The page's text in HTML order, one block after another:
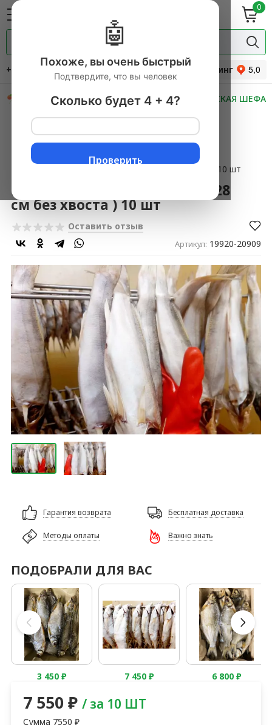
0
гастрономия
прянности
+7 (495) 744-34-31
Рейтинг
СКИДКИ НОВИНКИ МАСТЕРСКАЯ ШЕФА
Главная
▼
Рыба и морепродукты▼
Копченая рыба и рыбные изделия
Доставка вяленой рыбы▼
Вяленый жирный судак ( 26-28 см без хвоста ) 10 шт
Вяленый жирный судак ( 26-28
см без хвоста ) 10 шт
Оставить отзыв
Артикул: 19920-20909
Гарантия возврата Бесплатная доставка
Методы оплаты Важно знать
ПОДОБРАЛИ ДЛЯ ВАС
3 450₽ 7 450₽ 6 800₽
7 550 ₽ / за 10 ШТ
Сумма 7550 ₽
🤖
Похоже, вы очень быстрый
Подтвердите, что вы человек
Сколько будет 4 + 4?
Проверить